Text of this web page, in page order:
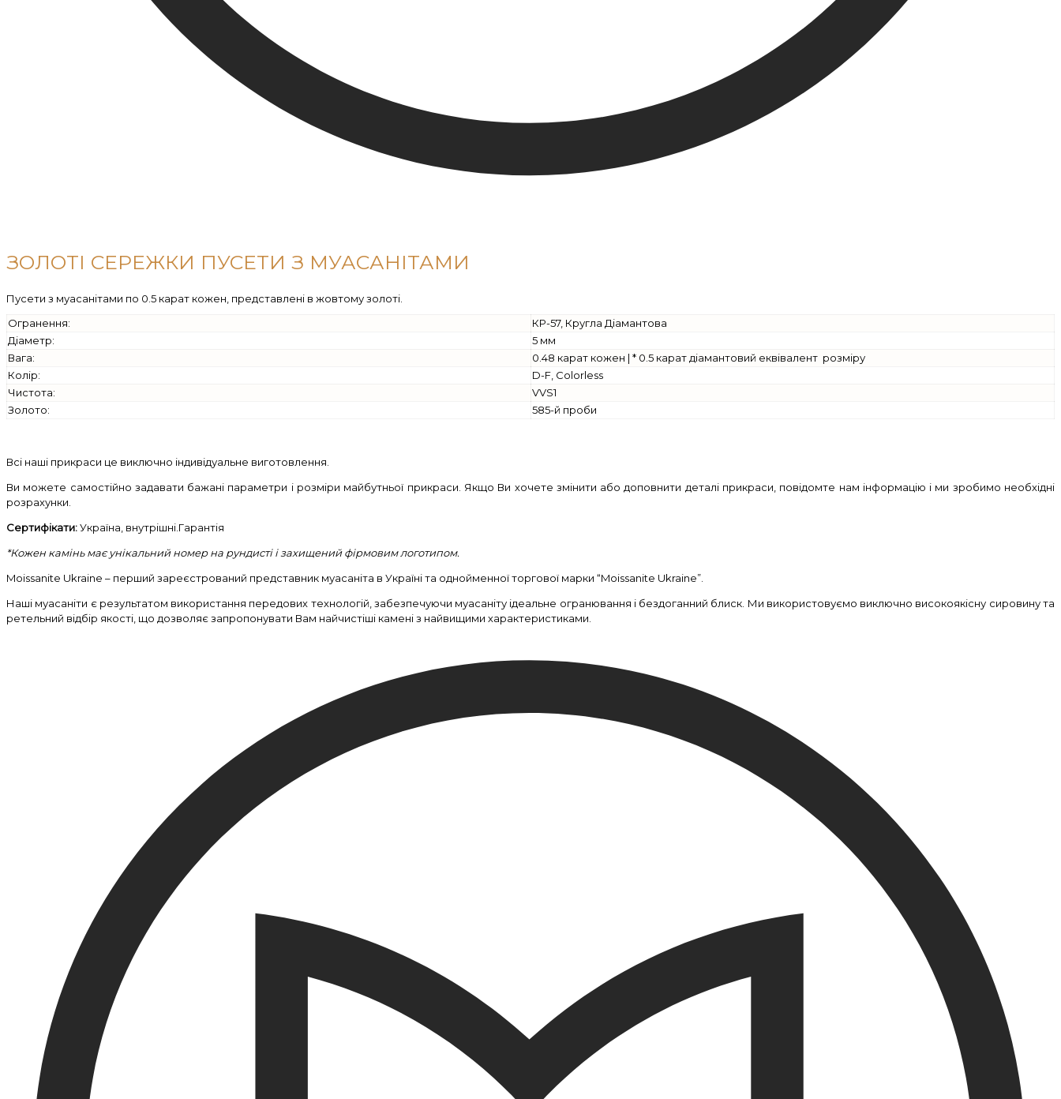
ЗОЛОТІ СЕРЕЖКИ ПУСЕТИ З МУАСАНІТАМИ
Пусети з муасанітами по 0.5 карат кожен, представлені в жовтому золоті.
Огранення:
КР-57, Кругла Діамантова
Діаметр:
5 мм
Вага:
0.48 карат кожен | * 0.5 карат діамантовий еквівалент розміру
Колір:
D-F, Colorless
Чистота:
VVS1
Золото:
585-й проби
Всі наші прикраси це виключно індивідуальне виготовлення.
Ви можете самостійно задавати бажані параметри і розміри майбутньої прикраси. Якщо Ви хочете змінити або доповнити деталі прикраси, повідомте нам інформацію і ми зробимо необхідні
розрахунки.
Сертифікати:Україна, внутрішні.Гарантія
*Кожен камінь має унікальний номер на рундисті і захищений фірмовим логотипом.
Moissanite Ukraine – перший зареєстрований представник муасаніта в Україні та однойменної торгової марки “Moissanite Ukraine”.
Наші муасаніти є результатом використання передових технологій, забезпечуючи муасаніту ідеальне огранювання і бездоганний блиск. Ми використовуємо виключно високоякісну сировину та
ретельний відбір якості, що дозволяє запропонувати Вам найчистіші камені з найвищими характеристиками.